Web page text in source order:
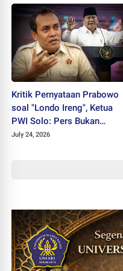
Kritik Pernyataan Prabowo
soal "Londo Ireng", Ketua
PWI Solo: Pers Bukan
Musuh Pemerintah
July 24, 2026